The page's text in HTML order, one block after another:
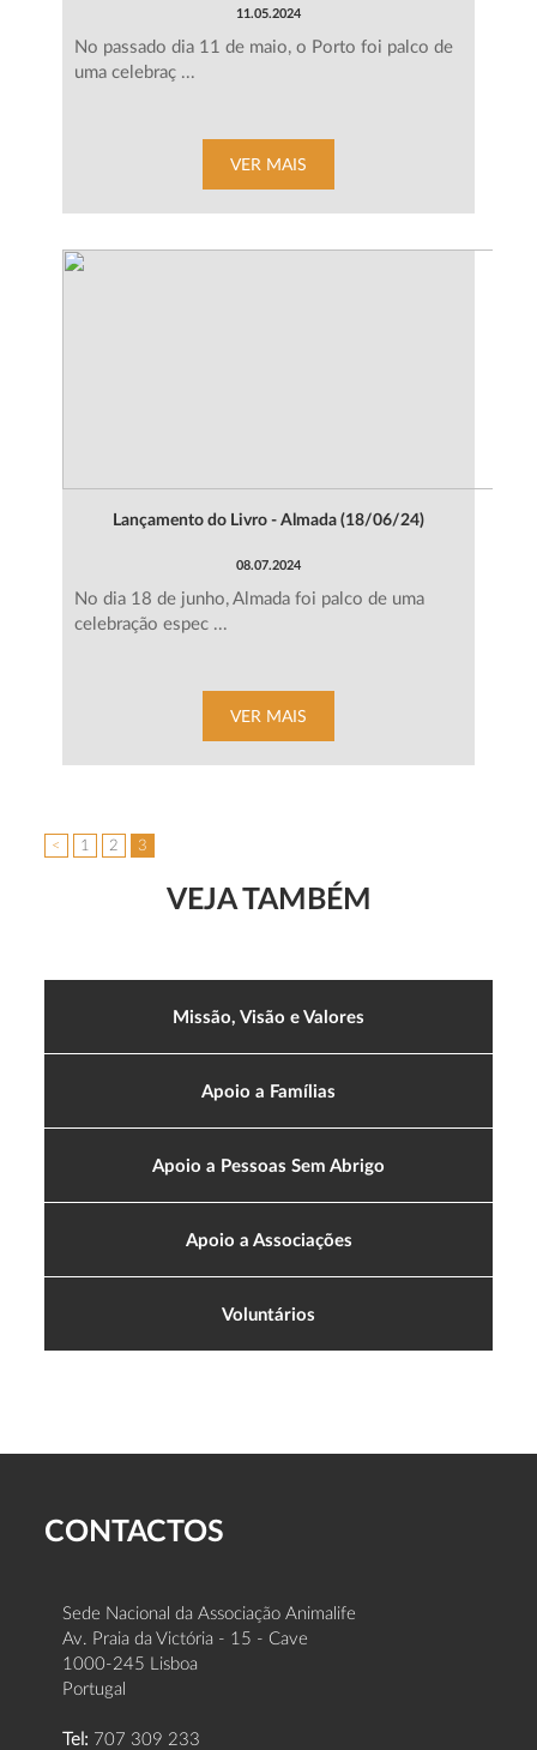
11.05.2024
No passado dia 11 de maio, o Porto foi palco de
uma celebraç ...
VER MAIS
Lançamento do Livro - Almada (18/06/24)
08.07.2024
No dia 18 de junho, Almada foi palco de uma
celebração espec ...
VER MAIS
< 1 2 3
VEJA TAMBÉM
Missão, Visão e Valores
Apoio a Famílias
Apoio a Pessoas Sem Abrigo
Apoio a Associações
Voluntários
CONTACTOS
Sede Nacional da Associação Animalife
Av. Praia da Victória - 15 - Cave
1000-245 Lisboa
Portugal
Tel: 707 309 233